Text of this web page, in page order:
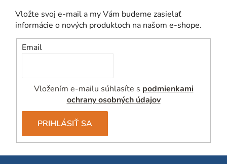
Vložte svoj e-mail a my Vám budeme zasielať
informácie o nových produktoch na našom e-shope.
Email
Vložením e-mailu súhlasíte s podmienkami
ochrany osobných údajov
PRIHLÁSIŤ SA